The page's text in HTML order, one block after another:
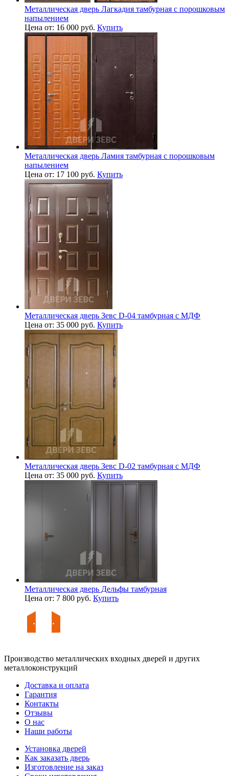
Металлическая дверь Лагкадия тамбурная с порошковым
напылением
Цена от: 16 000 руб. Купить
Металлическая дверь Ламия тамбурная с порошковым
напылением
Цена от: 17 100 руб. Купить
Металлическая дверь Зевс D-04 тамбурная с МДФ
Цена от: 35 000 руб. Купить
Металлическая дверь Зевс D-02 тамбурная с МДФ
Цена от: 35 000 руб. Купить
Металлическая дверь Дельфы тамбурная
Цена от: 7 800 руб. Купить
Производство металлических входных дверей и других
металлоконструкций
Доставка и оплата
Гарантия
Контакты
Отзывы
О нас
Наши работы
Установка дверей
Как заказать дверь
Изготовление на заказ